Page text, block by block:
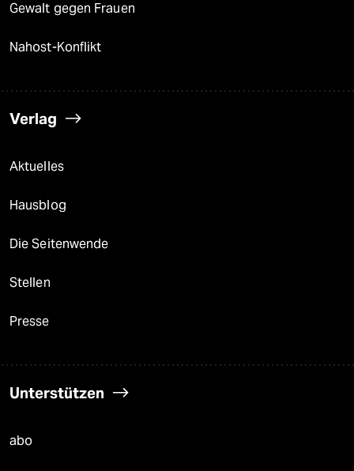
Gewalt gegen Frauen
Nahost-Konflikt
Verlag
Aktuelles
Hausblog
Die Seitenwende
Stellen
Presse
Unterstützen
abo